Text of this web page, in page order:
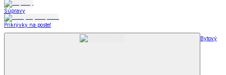
Súpravy
Prikrývky na posteľ
Bytový